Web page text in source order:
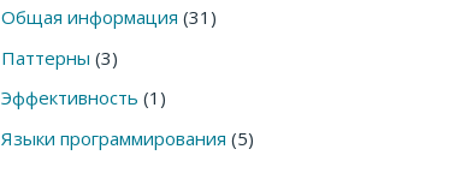
Общая информация (31)
Паттерны (3)
Эффективность (1)
Языки программирования (5)